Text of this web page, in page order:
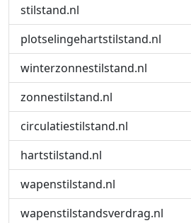
stilstand.nl
plotselingehartstilstand.nl
winterzonnestilstand.nl
zonnestilstand.nl
circulatiestilstand.nl
hartstilstand.nl
wapenstilstand.nl
wapenstilstandsverdrag.nl